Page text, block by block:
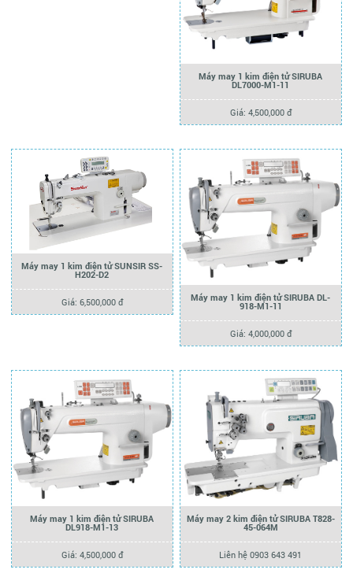
Máy may 1 kim điện tử SIRUBA
DL7000-M1-11
Giá: 4,500,000 đ
Máy may 1 kim điện tử SUNSIR SS-
H202-D2
Giá: 6,500,000 đ Máy may 1 kim điện tử SIRUBA DL-
918-M1-11
Giá: 4,000,000 đ
Máy may 1 kim điện tử SIRUBA
DL918-M1-13
Giá: 4,500,000 đ
Máy may 2 kim điện tử SIRUBA T828-
45-064M
Liên hệ 0903 643 491